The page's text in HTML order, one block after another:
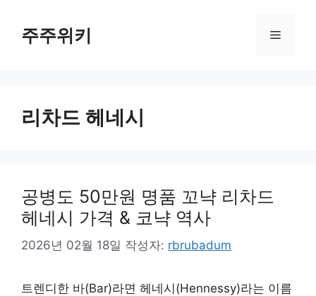
주주위키 메
리차드 헤네시
공병도 50만원 명품 꼬냑 리차드
헤네시 가격 & 코냑 역사
2026년 02월 18일 작성자: rbrubadum
트렌디한 바(Bar)라면 헤네시(Hennessy)라는 이름